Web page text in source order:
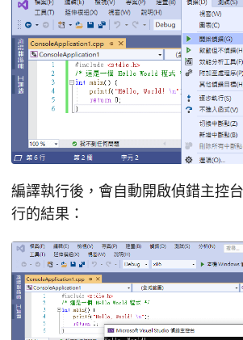
編譯執行後，會自動開啟偵錯主控
行的結果：